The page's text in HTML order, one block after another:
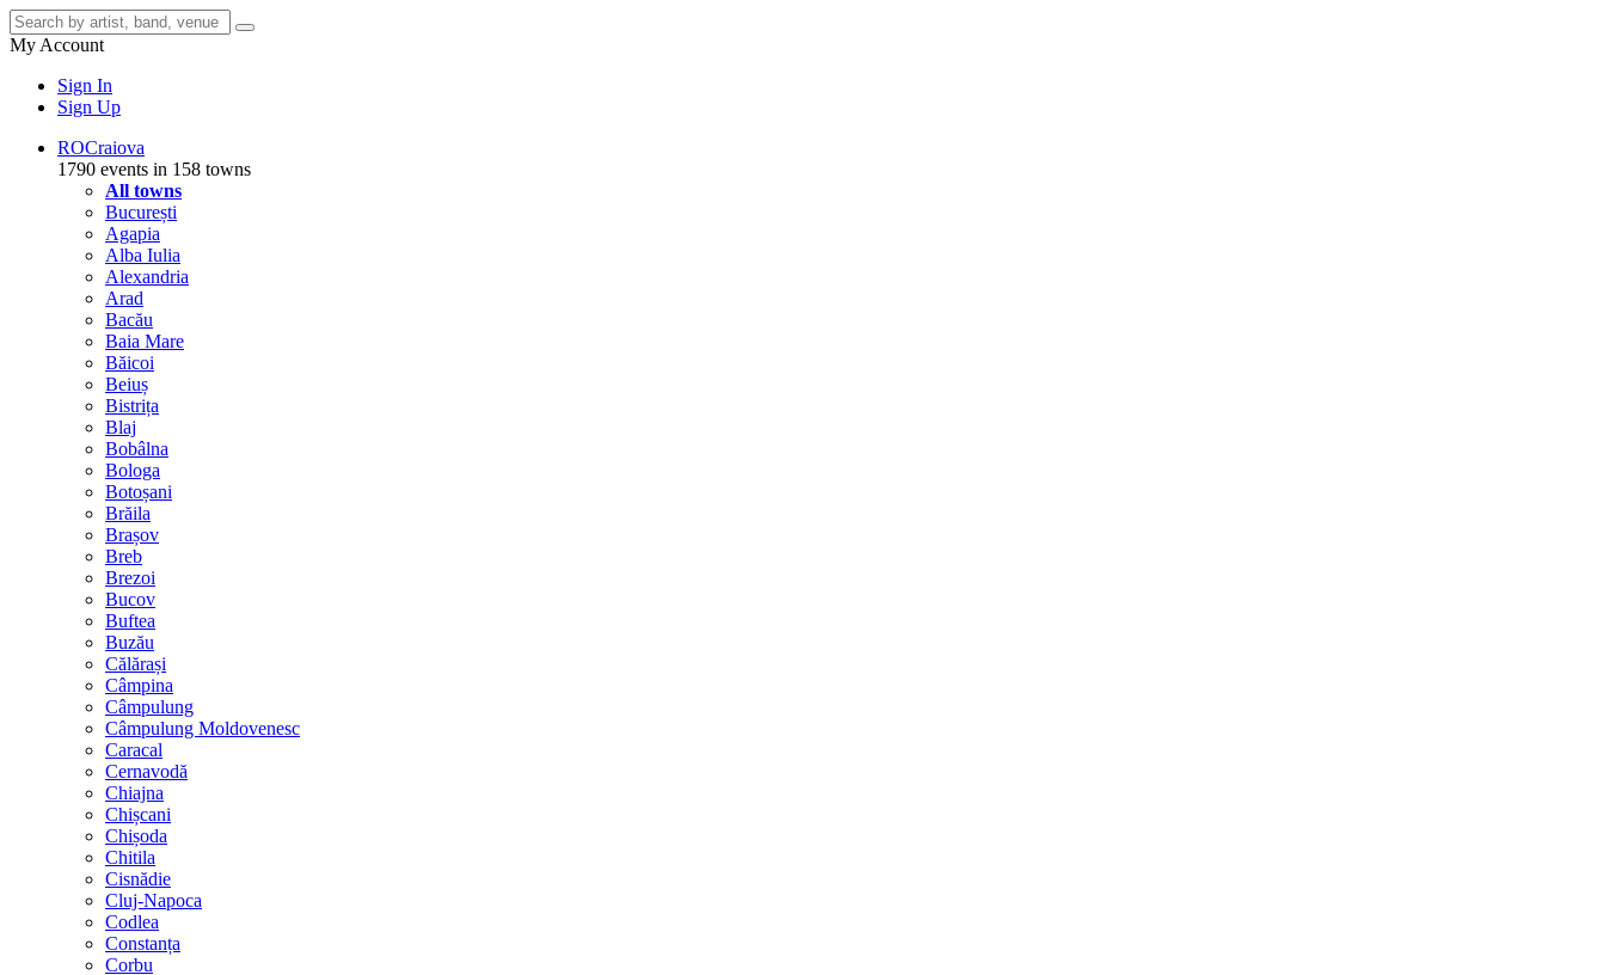
My Account
Sign In
Sign Up
ROCraiova
1790 events in 158 towns
All towns
București
Agapia
Alba Iulia
Alexandria
Arad
Bacău
Baia Mare
Băicoi
Beiuș
Bistrița
Blaj
Bobâlna
Bologa
Botoșani
Brăila
Brașov
Breb
Brezoi
Bucov
Buftea
Buzău
Călărași
Câmpina
Câmpulung
Câmpulung Moldovenesc
Caracal
Cernavodă
Chiajna
Chișcani
Chișoda
Chitila
Cisnădie
Cluj-Napoca
Codlea
Constanța
Corbu